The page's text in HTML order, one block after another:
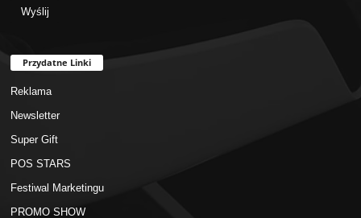
Przydatne Linki
Reklama
Newsletter
Super Gift
POS STARS
Festiwal Marketingu
PROMO SHOW